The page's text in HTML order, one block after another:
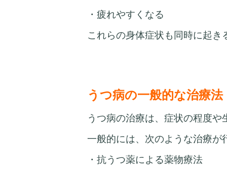
・疲れやすくなる
これらの身体症状も同時に起き
うつ病の一般的な治療法
うつ病の治療は、症状の程度や
一般的には、次のような治療が
・抗うつ薬による薬物療法